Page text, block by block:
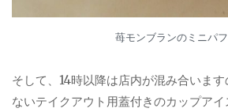
苺モンブランのミニパ
そして、14時以降は店内が混み合いま
ないテイクアウト用蓋付きのカップア